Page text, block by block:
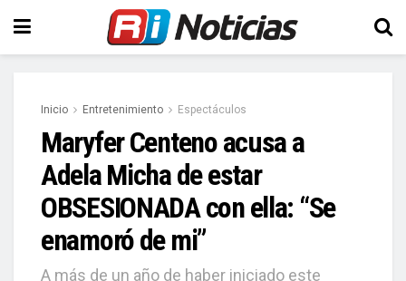
Inicio Entretenimiento Espectáculos
Maryfer Centeno acusa a
Adela Micha de estar
OBSESIONADA con ella: “Se
enamoró de mi”
A más de un año de haber iniciado este